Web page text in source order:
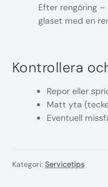
Efter rengöring –
glaset med en
Kontrollera
Repor eller
Matt yta
Eventuell
Kategori: Servicetips